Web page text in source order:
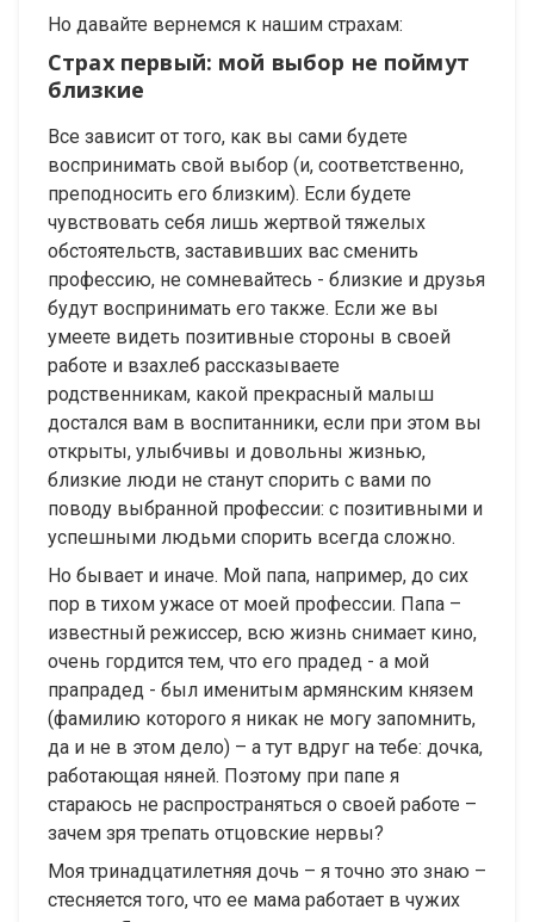
Но давайте вернемся к нашим страхам:
Страх первый: мой выбор не поймут
близкие
Все зависит от того, как вы сами будете
воспринимать свой выбор (и, соответственно,
преподносить его близким). Если будете
чувствовать себя лишь жертвой тяжелых
обстоятельств, заставивших вас сменить
профессию, не сомневайтесь - близкие и друзья
будут воспринимать его также. Если же вы
умеете видеть позитивные стороны в своей
работе и взахлеб рассказываете
родственникам, какой прекрасный малыш
достался вам в воспитанники, если при этом вы
открыты, улыбчивы и довольны жизнью,
близкие люди не станут спорить с вами по
поводу выбранной профессии: с позитивными и
успешными людьми спорить всегда сложно.
Но бывает и иначе. Мой папа, например, до сих
пор в тихом ужасе от моей профессии. Папа –
известный режиссер, всю жизнь снимает кино,
очень гордится тем, что его прадед - а мой
прапрадед - был именитым армянским князем
(фамилию которого я никак не могу запомнить,
да и не в этом дело) – а тут вдруг на тебе: дочка,
работающая няней. Поэтому при папе я
стараюсь не распространяться о своей работе –
зачем зря трепать отцовские нервы?
Моя тринадцатилетняя дочь – я точно это знаю –
стесняется того, что ее мама работает в чужих